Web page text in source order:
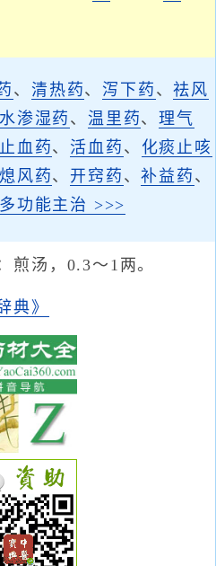
、清热药、 泻下药 、祛风
渗湿药、温里药、理气
止血药、 活血药 、 化痰止咳
风药、 开窍药 、补益药 、
功能主治 >>>
煎汤，0.3～1两。
典》